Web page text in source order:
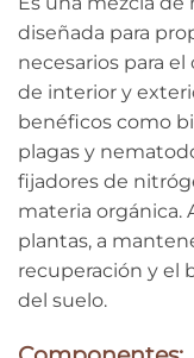
diseñada para
necesarios para
de interior y
benéficos como
plagas y
fijadores de
materia orgánica.
plantas, a
recuperación y el
del suelo.